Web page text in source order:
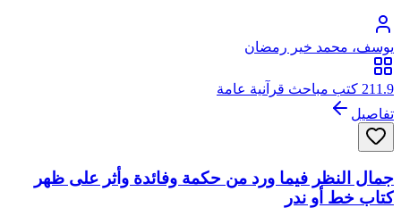
يوسف، محمد خير رمضان
211.9 كتب مباحث قرآنية عامة
تفاصيل
جمال النظر فيما ورد من حكمة وفائدة وأثر على ظهر
كتاب خط أو ندر